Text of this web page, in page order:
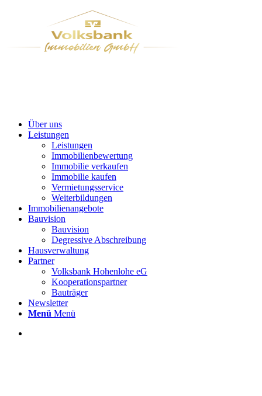
Über uns
Leistungen
Leistungen
Immobilienbewertung
Immobilie verkaufen
Immobilie kaufen
Vermietungsservice
Weiterbildungen
Immobilienangebote
Bauvision
Bauvision
Degressive Abschreibung
Hausverwaltung
Partner
Volksbank Hohenlohe eG
Kooperationspartner
Bauträger
Newsletter
Menü Menü